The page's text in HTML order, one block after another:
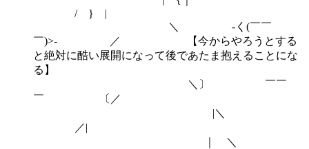
/ } |
＼ ‐く(￣￣
￣)>‐ ／ 【今からやろうとする
と絶対に酷い展開になって後であたま抱えることにな
る】
＼〕 ￣￣
￣ 〔／
|＼
／|
｜ ＼